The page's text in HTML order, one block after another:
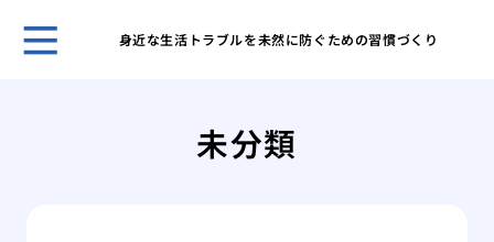
身近な生活トラブルを未然に防ぐための習慣づくり
未分類